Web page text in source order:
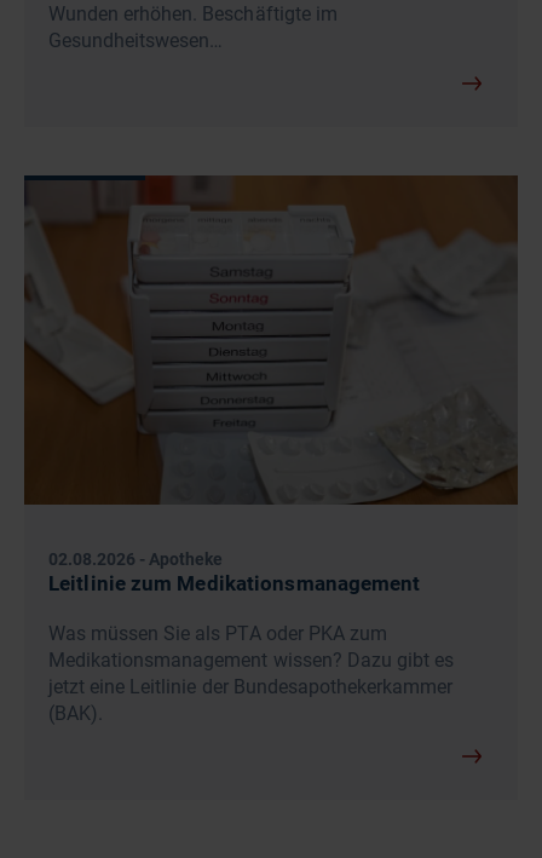
Wunden erhöhen. Beschäftigte im
Gesundheitswesen…
02.08.2026 - Apotheke
Leitlinie zum Medikationsmanagement
Was müssen Sie als PTA oder PKA zum
Medikationsmanagement wissen? Dazu gibt es
jetzt eine Leitlinie der Bundesapothekerkammer
(BAK).